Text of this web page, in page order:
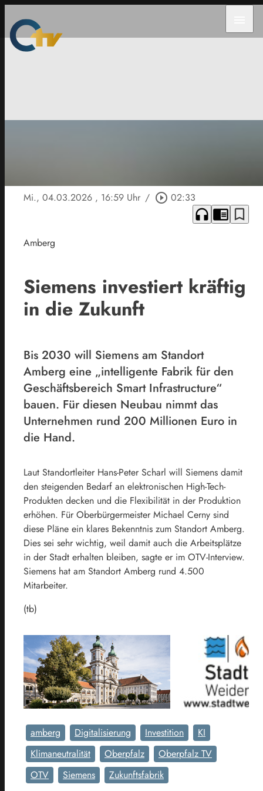
Mi., 04.03.2026 , 16:59 Uhr / play_circle_outline 02:33
headphones chrome_reader_mode bookmark_border
Amberg
Siemens investiert kräftig
in die Zukunft
Bis 2030 will Siemens am Standort
Amberg eine „intelligente Fabrik für den
Geschäftsbereich Smart Infrastructure“
bauen. Für diesen Neubau nimmt das
Unternehmen rund 200 Millionen Euro in
die Hand.
Laut Standortleiter Hans-Peter Scharl will Siemens damit
den steigenden Bedarf an elektronischen High-Tech-
Produkten decken und die Flexibilität in der Produktion
erhöhen. Für Oberbürgermeister Michael Cerny sind
diese Pläne ein klares Bekenntnis zum Standort Amberg.
Dies sei sehr wichtig, weil damit auch die Arbeitsplätze
in der Stadt erhalten bleiben, sagte er im OTV-Interview.
Siemens hat am Standort Amberg rund 4.500
Mitarbeiter.
(tb)
amberg Digitalisierung Investition
KI
Klimaneutralität
Oberpfalz
Oberpfalz TV
OTV
Siemens Zukunftsfabrik